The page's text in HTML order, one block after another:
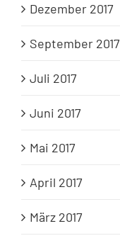
Dezember 2017
September 2017
Juli 2017
Juni 2017
Mai 2017
April 2017
März 2017